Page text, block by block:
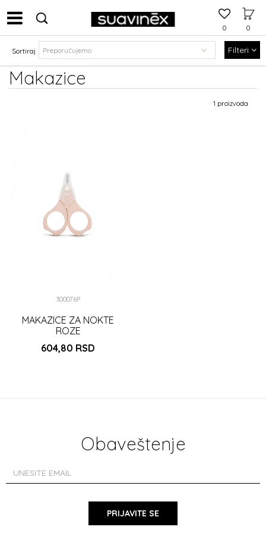
0
0
Makazice
Sortiraj Filteri
1 proizvoda
300076P
MAKAZICE ZA NOKTE
ROZE
604,80 RSD
Obaveštenje
PRIJAVITE SE